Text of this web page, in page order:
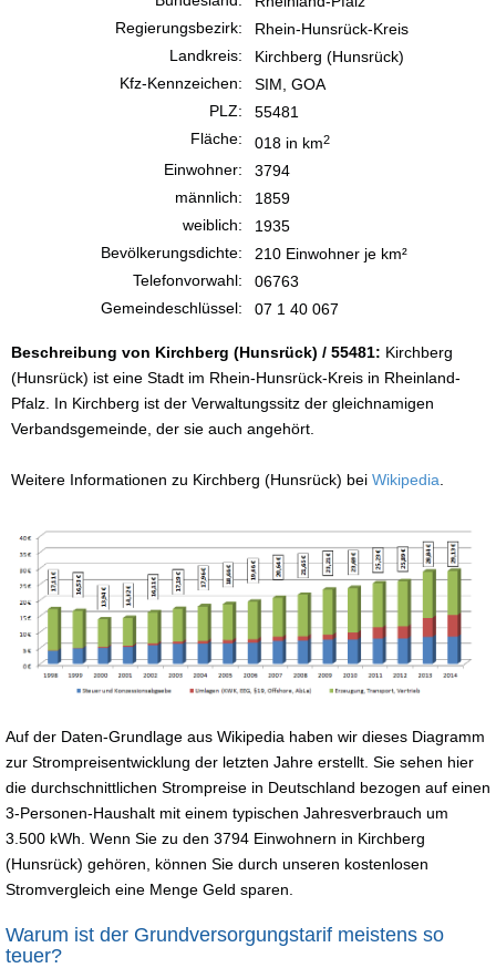
Regierungsbezirk:
Rhein-Hunsrück-Kreis
Landkreis:
Kirchberg (Hunsrück)
Kfz-Kennzeichen:
SIM, GOA
PLZ:
55481
Fläche:
018 in km2
Einwohner:
3794
männlich:
1859
weiblich:
1935
Bevölkerungsdichte:
210 Einwohner je km²
Telefonvorwahl:
06763
Gemeindeschlüssel:
07 1 40 067
Beschreibung von Kirchberg (Hunsrück) / 55481: Kirchberg
(Hunsrück) ist eine Stadt im Rhein-Hunsrück-Kreis in Rheinland-
Pfalz. In Kirchberg ist der Verwaltungssitz der gleichnamigen
Verbandsgemeinde, der sie auch angehört.
Weitere Informationen zu Kirchberg (Hunsrück) bei Wikipedia
Auf der Daten-Grundlage aus Wikipedia haben wir dieses Diagramm
zur Strompreisentwicklung der letzten Jahre erstellt. Sie sehen hier
die durchschnittlichen Strompreise in Deutschland bezogen auf einen
3-Personen-Haushalt mit einem typischen Jahresverbrauch um
3.500 kWh. Wenn Sie zu den 3794 Einwohnern in Kirchberg
(Hunsrück) gehören, können Sie durch unseren kostenlosen
Stromvergleich eine Menge Geld sparen.
Warum ist der Grundversorgungstarif meistens so
teuer?